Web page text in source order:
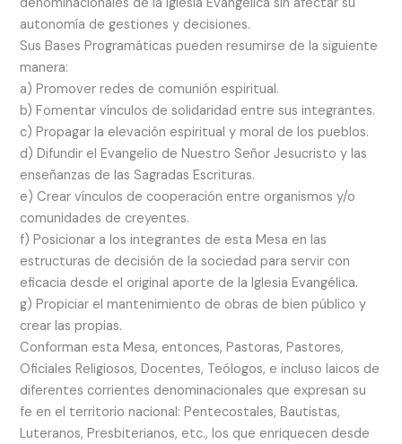
denominacionales de la Iglesia Evangélica sin afectar su
autonomía de gestiones y decisiones.
Sus Bases Programáticas pueden resumirse de la siguiente
manera:
a) Promover redes de comunión espiritual.
b) Fomentar vínculos de solidaridad entre sus integrantes.
c) Propagar la elevación espiritual y moral de los pueblos.
d) Difundir el Evangelio de Nuestro Señor Jesucristo y las
enseñanzas de las Sagradas Escrituras.
e) Crear vínculos de cooperación entre organismos y/o
comunidades de creyentes.
f) Posicionar a los integrantes de esta Mesa en las
estructuras de decisión de la sociedad para servir con
eficacia desde el original aporte de la Iglesia Evangélica.
g) Propiciar el mantenimiento de obras de bien público y
crear las propias.
Conforman esta Mesa, entonces, Pastoras, Pastores,
Oficiales Religiosos, Docentes, Teólogos, e incluso laicos de
diferentes corrientes denominacionales que expresan su
fe en el territorio nacional: Pentecostales, Bautistas,
Luteranos, Presbiterianos, etc., los que enriquecen desde